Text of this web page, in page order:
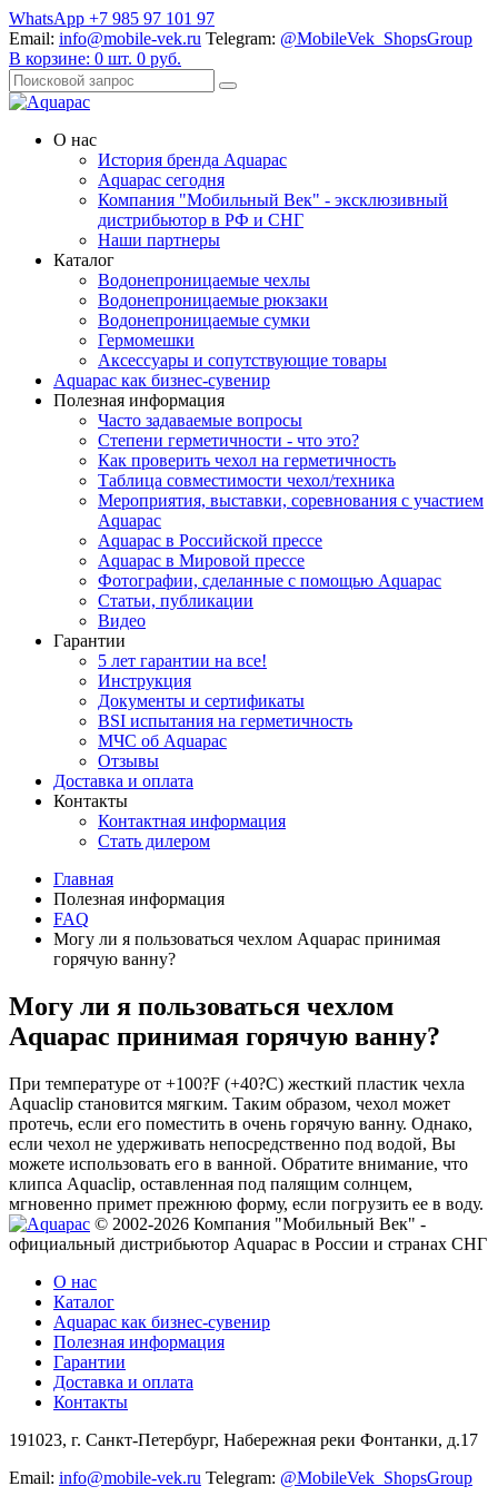
WhatsApp +7 985 97 101 97
Email: info@mobile-vek.ru Telegram: @MobileVek_ShopsGroup
В корзине: 0 шт. 0 руб.
О нас
История бренда Aquapac
Aquapac cегодня
Компания "Мобильный Век" - эксклюзивный
дистрибьютор в РФ и СНГ
Наши партнеры
Каталог
Водонепроницаемые чехлы
Водонепроницаемые рюкзаки
Водонепроницаемые сумки
Гермомешки
Аксессуары и сопутствующие товары
Aquapac как бизнес-сувенир
Полезная информация
Часто задаваемые вопросы
Степени герметичности - что это?
Как проверить чехол на герметичность
Таблица совместимости чехол/техника
Мероприятия, выставки, соревнования с участием
Aquapac
Aquapac в Российской прессе
Aquapac в Мировой прессе
Фотографии, сделанные с помощью Aquapac
Статьи, публикации
Видео
Гарантии
5 лет гарантии на все!
Инструкция
Документы и сертификаты
BSI испытания на герметичность
МЧС об Aquapac
Отзывы
Доставка и оплата
Контакты
Контактная информация
Стать дилером
Главная
Полезная информация
FAQ
Могу ли я пользоваться чехлом Aquapac принимая
горячую ванну?
Могу ли я пользоваться чехлом
Aquapac принимая горячую ванну?
При температуре от +100?F (+40?C) жесткий пластик чехла
Aquaclip становится мягким. Таким образом, чехол может
протечь, если его поместить в очень горячую ванну. Однако,
если чехол не удерживать непосредственно под водой, Вы
можете использовать его в ванной. Обратите внимание, что
клипса Aquaclip, оставленная под палящим солнцем,
мгновенно примет прежнюю форму, если погрузить ее в воду.
© 2002-2026 Компания "Мобильный Век" -
официальный дистрибьютор Aquapac в России и странах СНГ
О нас
Каталог
Aquapac как бизнес-сувенир
Полезная информация
Гарантии
Доставка и оплата
Контакты
191023, г. Санкт-Петербург, Набережная реки Фонтанки, д.17
Email: info@mobile-vek.ru Telegram: @MobileVek_ShopsGroup